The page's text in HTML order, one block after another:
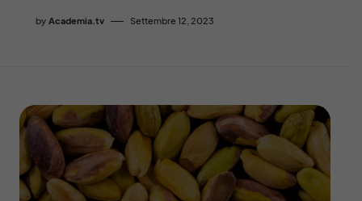
by Academia.tv Settembre 12, 2023